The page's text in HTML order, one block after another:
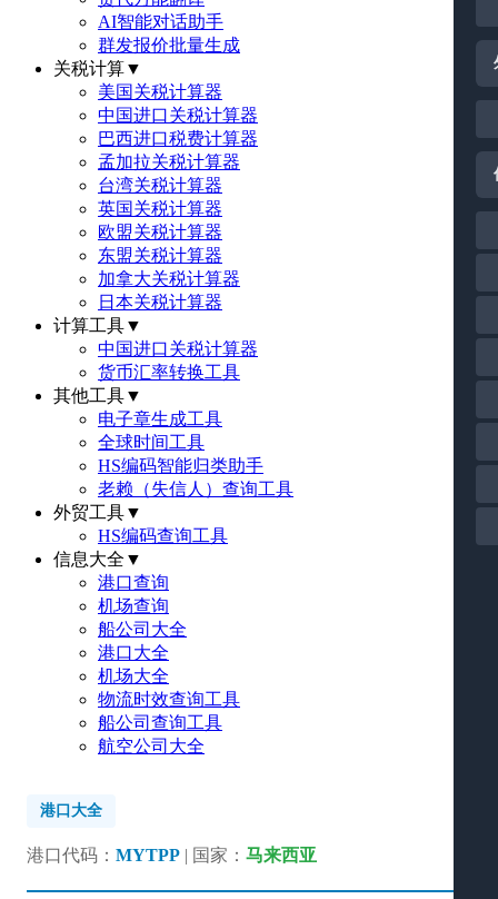
AI智能对话助手
群发报价批量生成
关税计算▼
美国关税计算器
中国进口关税计算器
巴西进口税费计算器
孟加拉关税计算器
台湾关税计算器
英国关税计算器
欧盟关税计算器
东盟关税计算器
加拿大关税计算器
日本关税计算器
计算工具▼
中国进口关税计算器
货币汇率转换工具
其他工具▼
电子章生成工具
全球时间工具
HS编码智能归类助手
老赖（失信人）查询工具
外贸工具▼
HS编码查询工具
信息大全 ▼
港口查询
机场查询
船公司大全
港口大全
机场大全
物流时效查询工具
船公司查询工具
航空公司大全
港口大全
港口代码： MYTPP | 国家： 马来西亚